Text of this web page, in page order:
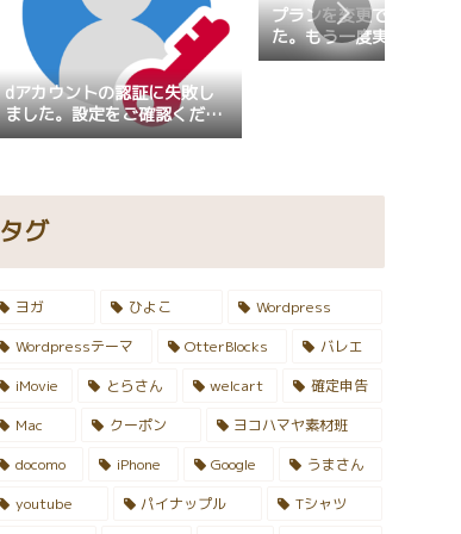
dアカウントの認証に失敗し
ました。設定をご確認くださ
い。設定の確認が行えない場
プランを変更できません
た。もう一度実行してく
い。
タグ
ヨガ ひよこ
Wordpress
Wordpressテーマ
OtterBlocks
バレエ
iMovie
とらさん welcart
確定申告
Mac
クーポン
ヨコハマヤ素材班
docomo
iPhone Google
うまさん
youtube
パイナップル
Tシャツ